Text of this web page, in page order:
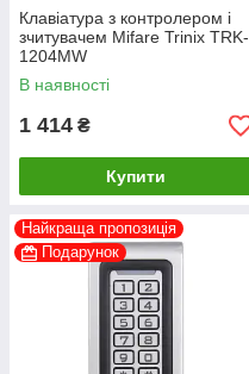
Клавіатура з контролером і
зчитувачем Mifare Trinix TRK-
1204MW
В наявності
1 414 ₴
Купити
Найкраща пропозиція
Подарунок